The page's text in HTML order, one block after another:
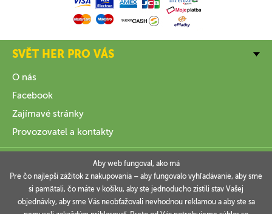
SVĚT HER PRO VÁS
O nás
Facebook
Zajímavé stránky
Provozovatel a kontakty
INFORMACE
Aby web fungoval, ako má
Pre čo najlepší zážitok z nakupovania – aby fungovalo vyhľadávanie, aby sme
si pamätali, čo máte v košíku, aby ste jednoducho zistili stav Vašej
objednávky, aby sme Vás neobťažovali nevhodnou reklamou a aby ste sa